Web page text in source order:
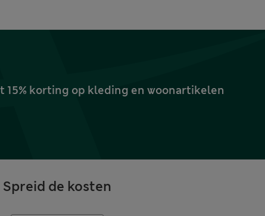
korting op kleding en woonartikelen
Spreid de kosten